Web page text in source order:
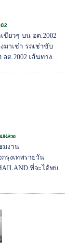
ขียวๆ บน อต.2002
มาเช่า รถเช่าขับ
ต.2002 เส้นทาง...
หลวง
มงาน
กรุงเทพรายวัน
ที่จะได้พบ